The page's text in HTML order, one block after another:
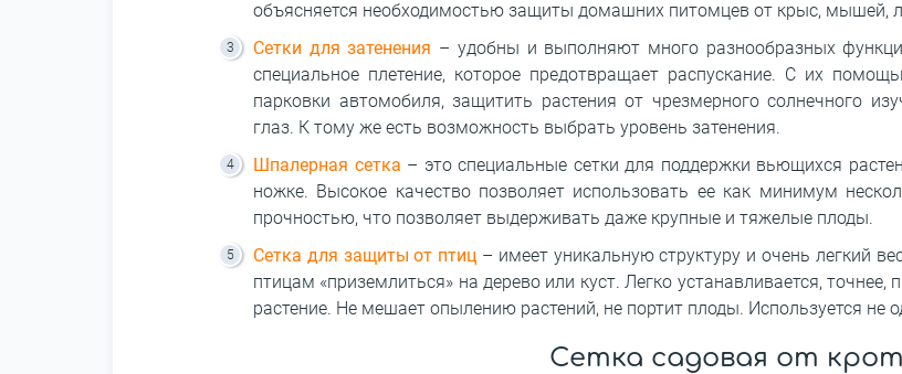
объясняется необходимостью защиты домашних питомцев от крыс, мышей,
Сетки для затенения – удобны и выполняют много разнообразных
специальное плетение, которое предотвращает распускание. С их
парковки автомобиля, защитить растения от чрезмерного солнечного
глаз. К тому же есть возможность выбрать уровень затенения.
Шпалерная сетка – это специальные сетки для поддержки вьющихся
ножке. Высокое качество позволяет использовать ее как минимум
прочностью, что позволяет выдерживать даже крупные и тяжелые плоды.
Сетка для защиты от птиц – имеет уникальную структуру и очень легкий
птицам «приземлиться» на дерево или куст. Легко устанавливается,
растение. Не мешает опылению растений, не портит плоды. Используется не
Сетка садовая от